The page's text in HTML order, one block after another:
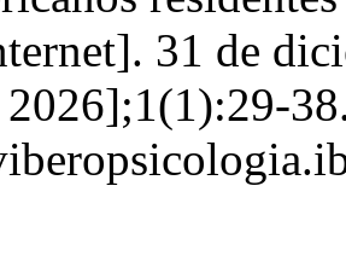
31 de
2026];1(1):29-